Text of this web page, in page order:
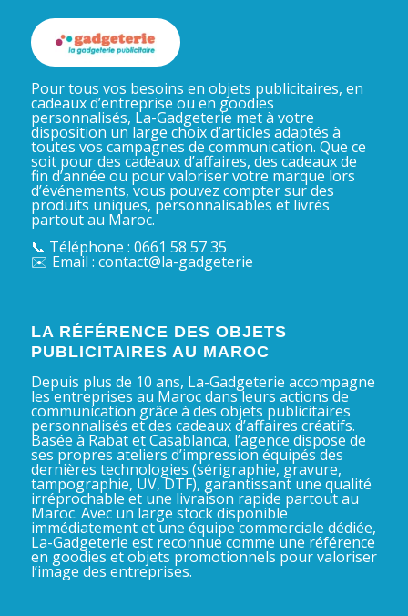
Pour tous vos besoins en objets publicitaires, en
cadeaux d’entreprise ou en goodies
personnalisés, La-Gadgeterie met à votre
disposition un large choix d’articles adaptés à
toutes vos campagnes de communication. Que ce
soit pour des cadeaux d’affaires, des cadeaux de
fin d’année ou pour valoriser votre marque lors
d’événements, vous pouvez compter sur des
produits uniques, personnalisables et livrés
partout au Maroc.
📞 Téléphone : 0661 58 57 35
✉️ Email : contact@la-gadgeterie
LA RÉFÉRENCE DES OBJETS
PUBLICITAIRES AU MAROC
Depuis plus de 10 ans, La-Gadgeterie accompagne
les entreprises au Maroc dans leurs actions de
communication grâce à des objets publicitaires
personnalisés et des cadeaux d’affaires créatifs.
Basée à Rabat et Casablanca, l’agence dispose de
ses propres ateliers d’impression équipés des
dernières technologies (sérigraphie, gravure,
tampographie, UV, DTF), garantissant une qualité
irréprochable et une livraison rapide partout au
Maroc. Avec un large stock disponible
immédiatement et une équipe commerciale dédiée,
La-Gadgeterie est reconnue comme une référence
en goodies et objets promotionnels pour valoriser
l’image des entreprises.